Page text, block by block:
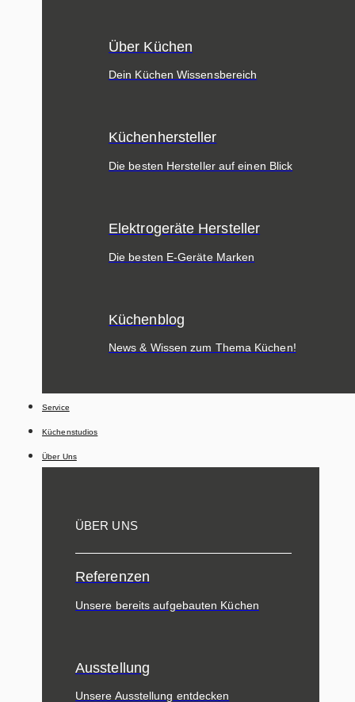
Über Küchen
Dein Küchen Wissensbereich
Küchenhersteller
Die besten Hersteller auf einen Blick
Elektrogeräte Hersteller
Die besten E-Geräte Marken
Küchenblog
News & Wissen zum Thema Küchen!
Service
Küchenstudios
Über Uns
ÜBER UNS
Referenzen
Unsere bereits aufgebauten Küchen
Ausstellung
Unsere Ausstellung entdecken